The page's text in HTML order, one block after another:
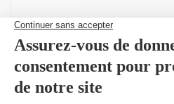
Produit(s) alternatif(s)